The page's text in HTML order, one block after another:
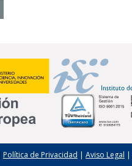
Política de Privacidad | Aviso Legal |